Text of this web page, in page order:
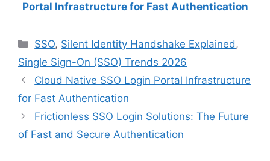
Portal Infrastructure for Fast Authentication
Categories
SSO, Silent Identity Handshake Explained,
Single Sign-On (SSO) Trends 2026
Cloud Native SSO Login Portal Infrastructure
for Fast Authentication
Frictionless SSO Login Solutions: The Future
of Fast and Secure Authentication